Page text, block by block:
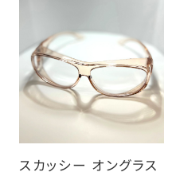
スカッシー オングラス